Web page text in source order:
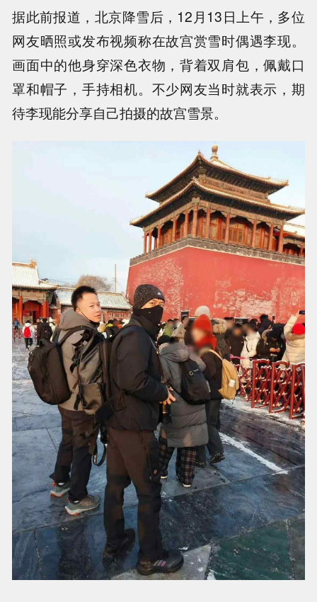
据此前报道，北京降雪后，12月13日上午，多位
网友晒照或发布视频称在故宫赏雪时偶遇李现。
画面中的他身穿深色衣物，背着双肩包，佩戴口
罩和帽子，手持相机。不少网友当时就表示，期
待李现能分享自己拍摄的故宫雪景。